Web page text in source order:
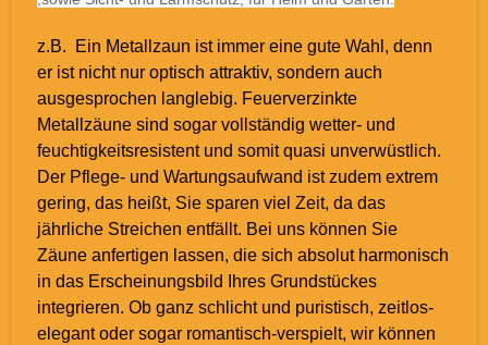
z.B. Ein Metallzaun ist immer eine gute Wahl, denn
er ist nicht nur optisch attraktiv, sondern auch
ausgesprochen langlebig. Feuerverzinkte
Metallzäune sind sogar vollständig wetter- und
feuchtigkeitsresistent und somit quasi unverwüstlich.
Der Pflege- und Wartungsaufwand ist zudem extrem
gering, das heißt, Sie sparen viel Zeit, da das
jährliche Streichen entfällt. Bei uns können Sie
Zäune anfertigen lassen, die sich absolut harmonisch
in das Erscheinungsbild Ihres Grundstückes
integrieren. Ob ganz schlicht und puristisch, zeitlos-
elegant oder sogar romantisch-verspielt, wir können